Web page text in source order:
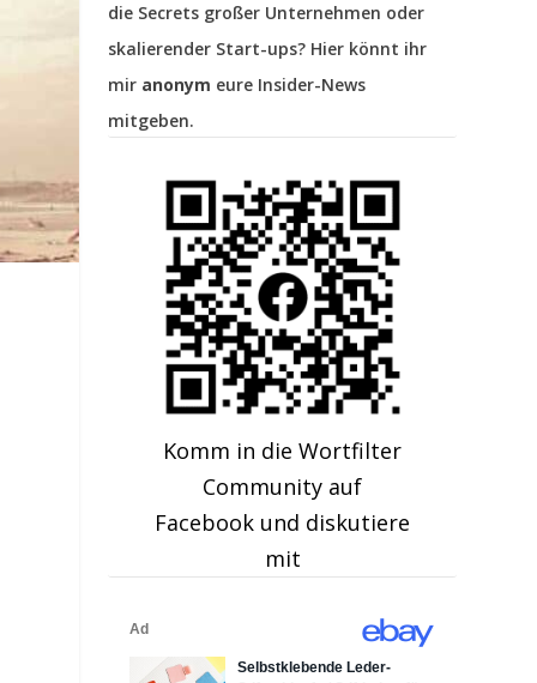
die Secrets großer Unternehmen oder
skalierender Start-ups? Hier könnt ihr
mir anonym eure Insider-News
mitgeben.
Komm in die Wortfilter
Community auf
Facebook und diskutiere
mit